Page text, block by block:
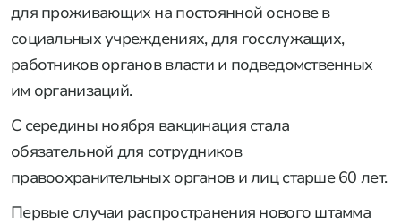
для проживающих на постоянной основе в
социальных учреждениях, для госслужащих,
работников органов власти и подведомственных
им организаций.
С середины ноября вакцинация стала
обязательной для сотрудников
правоохранительных органов и лиц старше 60 лет.
Первые случаи распространения нового штамма